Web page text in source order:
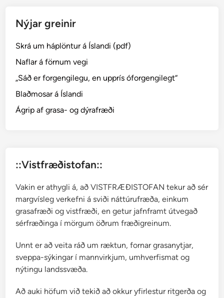
Nýjar greinir
Skrá um háplöntur á Íslandi (pdf)
Naflar á förnum vegi
„Sáð er forgengilegu, en upprís óforgengilegt“
Blaðmosar á Íslandi
Ágrip af grasa- og dýrafræði
::Vistfræðistofan::
Vakin er athygli á, að VISTFRÆÐISTOFAN tekur að sér
margvísleg verkefni á sviði náttúrufræða, einkum
grasafræði og vistfræði, en getur jafnframt útvegað
sérfræðinga í mörgum öðrum fræðigreinum.
Unnt er að veita ráð um ræktun, fornar grasanytjar,
sveppa-sýkingar í mannvirkjum, umhverfismat og
nýtingu landssvæða.
Að auki höfum við tekið að okkur yfirlestur ritgerða og